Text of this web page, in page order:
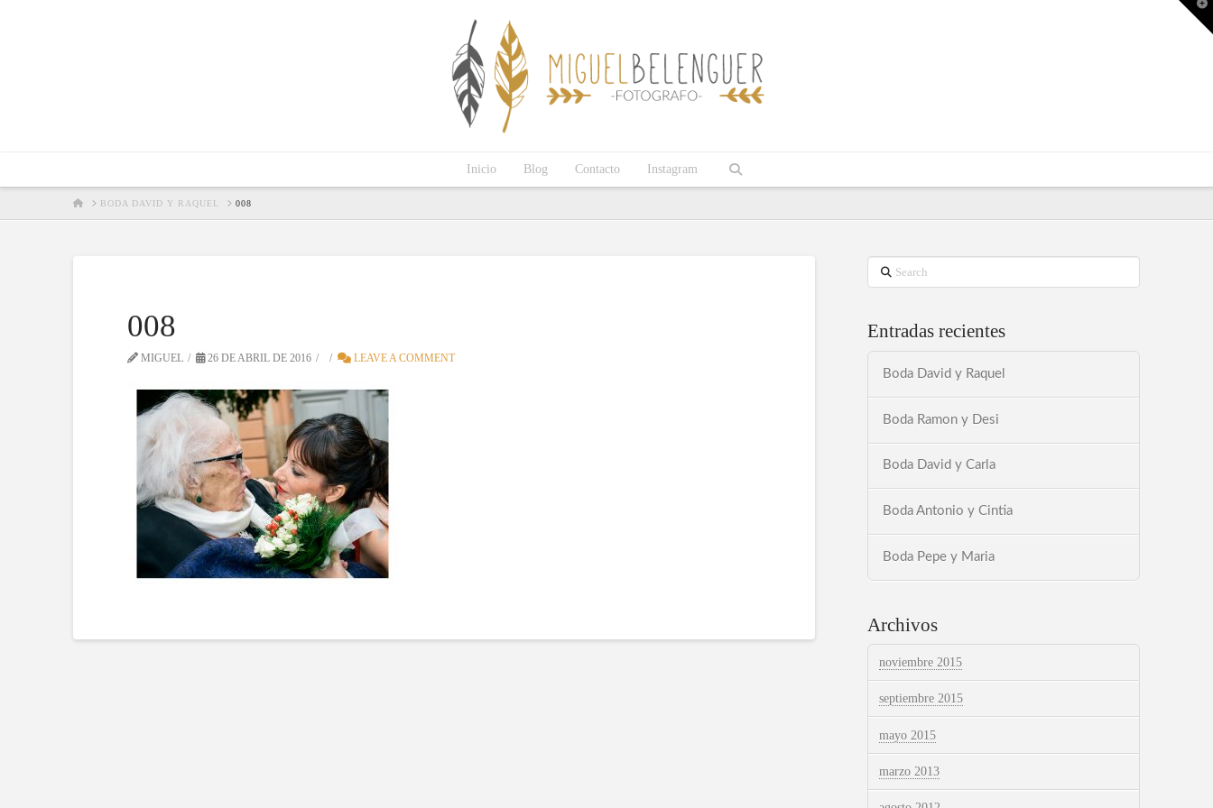
Inicio Blog Contacto Instagram
HOMEBODA DAVID Y RAQUEL 008
008
MIGUEL 26 DE ABRIL DE 2016 LEAVE A COMMENT
Search
Entradas recientes
Boda David y Raquel
Boda Ramon y Desi
Boda David y Carla
Boda Antonio y Cintia
Boda Pepe y Maria
Archivos
noviembre 2015
septiembre 2015
mayo 2015
marzo 2013